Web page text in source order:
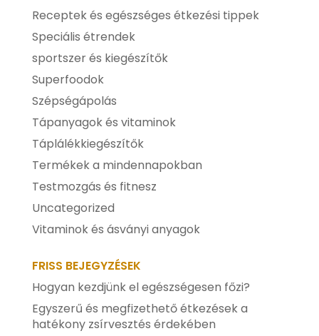
Receptek és egészséges étkezési tippek
Speciális étrendek
sportszer és kiegészítők
Superfoodok
Szépségápolás
Tápanyagok és vitaminok
Táplálékkiegészítők
Termékek a mindennapokban
Testmozgás és fitnesz
Uncategorized
Vitaminok és ásványi anyagok
FRISS BEJEGYZÉSEK
Hogyan kezdjünk el egészségesen főzi?
Egyszerű és megfizethető étkezések a
hatékony zsírvesztés érdekében